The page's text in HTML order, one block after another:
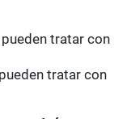
tratar con
tratar con